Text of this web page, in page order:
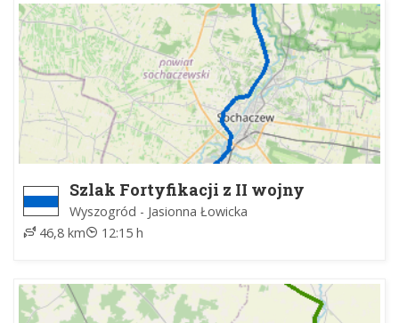
Szlak Fortyfikacji z II wojny
światowej na linii a2
Wyszogród - Jasionna Łowicka
46,8 km
12:15 h